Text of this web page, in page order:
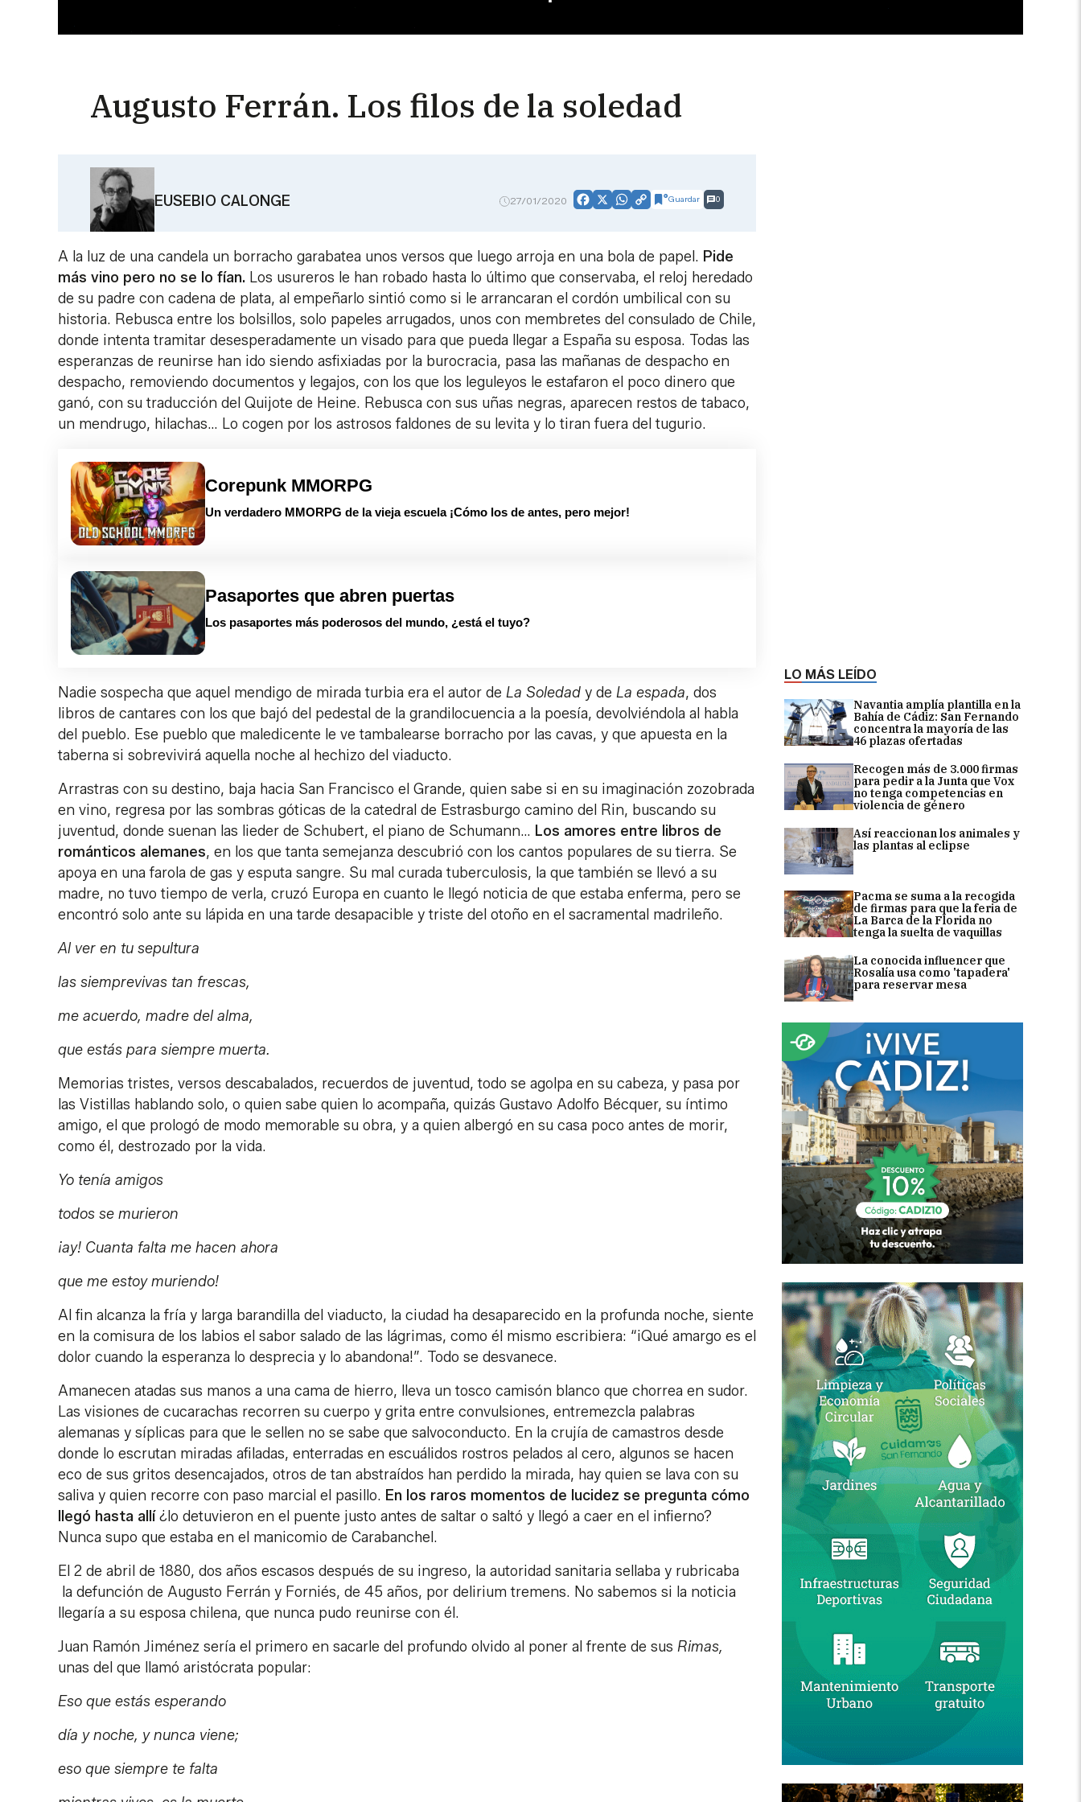
Augusto Ferrán. Los filos de la soledad
LO MÁS LEÍDO
Navantia amplía plantilla en la
Bahía de Cádiz: San Fernando
concentra la mayoría de las
46 plazas ofertadas
Recogen más de 3.000 firmas
para pedir a la Junta que Vox
no tenga competencias en
violencia de género
Así reaccionan los animales y
las plantas al eclipse
Pacma se suma a la recogida
de firmas para que la feria de
La Barca de la Florida no
tenga la suelta de vaquillas
La conocida influencer que
Rosalía usa como 'tapadera'
para reservar mesa
EUSEBIO CALONGE 27/01/2020 Facebook
X WhatsApp
CopyGuardar 0
A la luz de una candela un borracho garabatea unos versos que luego arroja en una bola de papel. Pide
más vino pero no se lo fían. Los usureros le han robado hasta lo último que conservaba, el reloj heredado
de su padre con cadena de plata, al empeñarlo sintió como si le arrancaran el cordón umbilical con su
historia. Rebusca entre los bolsillos, solo papeles arrugados, unos con membretes del consulado de Chile,
donde intenta tramitar desesperadamente un visado para que pueda llegar a España su esposa. Todas las
esperanzas de reunirse han ido siendo asfixiadas por la burocracia, pasa las mañanas de despacho en
despacho, removiendo documentos y legajos, con los que los leguleyos le estafaron el poco dinero que
ganó, con su traducción del Quijote de Heine. Rebusca con sus uñas negras, aparecen restos de tabaco,
un mendrugo, hilachas… Lo cogen por los astrosos faldones de su levita y lo tiran fuera del tugurio.
Corepunk MMORPG
Un verdadero MMORPG de la vieja escuela ¡Cómo los de antes, pero mejor!
Pasaportes que abren puertas
Los pasaportes más poderosos del mundo, ¿está el tuyo?
Nadie sospecha que aquel mendigo de mirada turbia era el autor de La Soledad y de La espada, dos
libros de cantares con los que bajó del pedestal de la grandilocuencia a la poesía, devolviéndola al habla
del pueblo. Ese pueblo que maledicente le ve tambalearse borracho por las cavas, y que apuesta en la
taberna si sobrevivirá aquella noche al hechizo del viaducto.
Arrastras con su destino, baja hacia San Francisco el Grande, quien sabe si en su imaginación zozobrada
en vino, regresa por las sombras góticas de la catedral de Estrasburgo camino del Rin, buscando su
juventud, donde suenan las lieder de Schubert, el piano de Schumann… Los amores entre libros de
románticos alemanes, en los que tanta semejanza descubrió con los cantos populares de su tierra. Se
apoya en una farola de gas y esputa sangre. Su mal curada tuberculosis, la que también se llevó a su
madre, no tuvo tiempo de verla, cruzó Europa en cuanto le llegó noticia de que estaba enferma, pero se
encontró solo ante su lápida en una tarde desapacible y triste del otoño en el sacramental madrileño.
Al ver en tu sepultura
las siemprevivas tan frescas,
me acuerdo, madre del alma,
que estás para siempre muerta.
Memorias tristes, versos descabalados, recuerdos de juventud, todo se agolpa en su cabeza, y pasa por
las Vistillas hablando solo, o quien sabe quien lo acompaña, quizás Gustavo Adolfo Bécquer, su íntimo
amigo, el que prologó de modo memorable su obra, y a quien albergó en su casa poco antes de morir,
como él, destrozado por la vida.
Yo tenía amigos
todos se murieron
¡ay! Cuanta falta me hacen ahora
que me estoy muriendo!
Al fin alcanza la fría y larga barandilla del viaducto, la ciudad ha desaparecido en la profunda noche, siente
en la comisura de los labios el sabor salado de las lágrimas, como él mismo escribiera: “¡Qué amargo es el
dolor cuando la esperanza lo desprecia y lo abandona!”. Todo se desvanece.
Amanecen atadas sus manos a una cama de hierro, lleva un tosco camisón blanco que chorrea en sudor.
Las visiones de cucarachas recorren su cuerpo y grita entre convulsiones, entremezcla palabras
alemanas y síplicas para que le sellen no se sabe que salvoconducto. En la crujía de camastros desde
donde lo escrutan miradas afiladas, enterradas en escuálidos rostros pelados al cero, algunos se hacen
eco de sus gritos desencajados, otros de tan abstraídos han perdido la mirada, hay quien se lava con su
saliva y quien recorre con paso marcial el pasillo. En los raros momentos de lucidez se pregunta cómo
llegó hasta allí¿lo detuvieron en el puente justo antes de saltar o saltó y llegó a caer en el infierno?
Nunca supo que estaba en el manicomio de Carabanchel.
El 2 de abril de 1880, dos años escasos después de su ingreso, la autoridad sanitaria sellaba y rubricaba
la defunción de Augusto Ferrán y Forniés, de 45 años, por delirium tremens. No sabemos si la noticia
llegaría a su esposa chilena, que nunca pudo reunirse con él.
Juan Ramón Jiménez sería el primero en sacarle del profundo olvido al poner al frente de sus Rimas,
unas del que llamó aristócrata popular:
Eso que estás esperando
día y noche, y nunca viene;
eso que siempre te falta